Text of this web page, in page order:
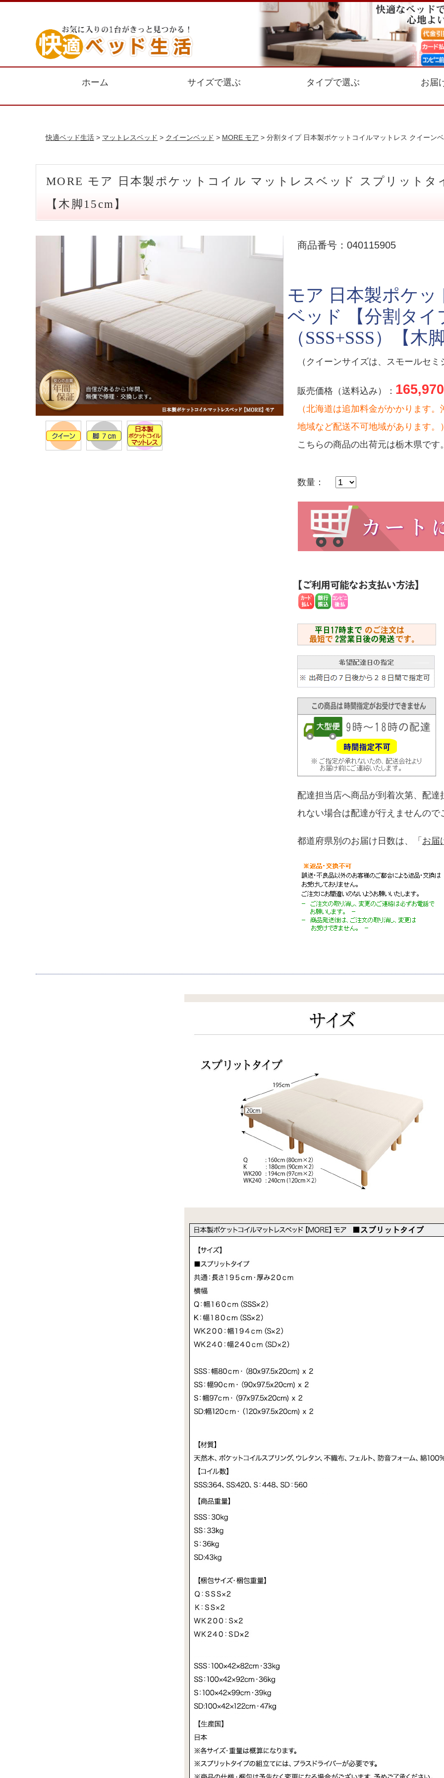
ホーム サイズで選ぶ タイプで選ぶ お届
快適ベッド生活 > マットレスベッド > クイーンベッド > MORE モア > 分割タイプ 日本製ポケットコイルマットレス クイーン
MORE モア 日本製ポケットコイル マットレスベッド スプリットタ
【木脚15cm】
商品番号：040115905
モア 日本製ポケ
ベッド 【分割タイ
（SSS+SSS）【木
（クイーンサイズは、スモールセ
販売価格（送料込み）： 165,970
（北海道は追加料金がかかります
地域など配送不可地域があります。
こちらの商品の出荷元は栃木県です
数量：
配達担当店へ商品が到着次第、配
れない場合は配達が行えませんので
都道府県別のお届け日数は、「 お届